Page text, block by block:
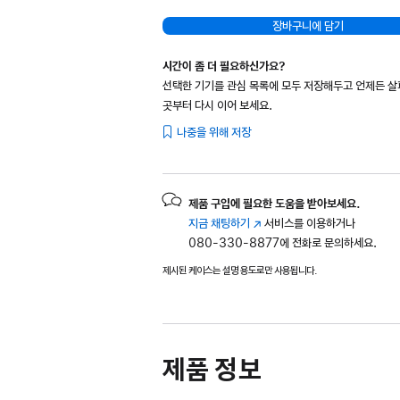
장바구니에 담기
시간이 좀 더 필요하신가요?
선택한 기기를 관심 목록에 모두 저장해두고 언제든
곳부터 다시 이어 보세요.
나중을 위해 저장
제품 구입에 필요한 도움을 받아보세요.
지금 채팅하기 (새
창에서
열림)
서비스를 이용하거나
080-330-8877에 전화로 문의하세요.
제시된 케이스는 설명 용도로만 사용됩니다.
제품 정보